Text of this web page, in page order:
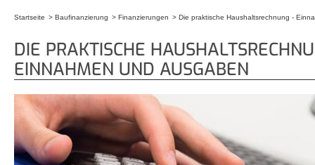
Startseite Baufinanzierung Finanzierungen Die praktische Haushaltsrechnung -
DIE PRAKTISCHE
EINNAHMEN UND AUSGABEN